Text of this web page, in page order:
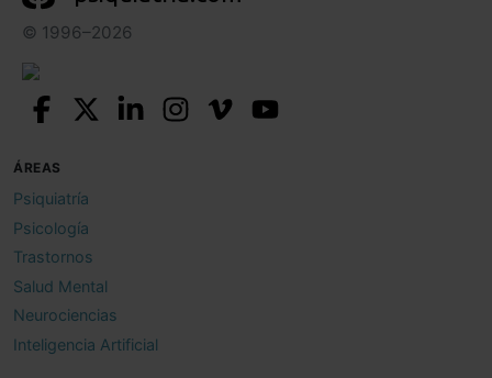
© 1996–2026
ÁREAS
Psiquiatría
Psicología
Trastornos
Salud Mental
Neurociencias
Inteligencia Artificial